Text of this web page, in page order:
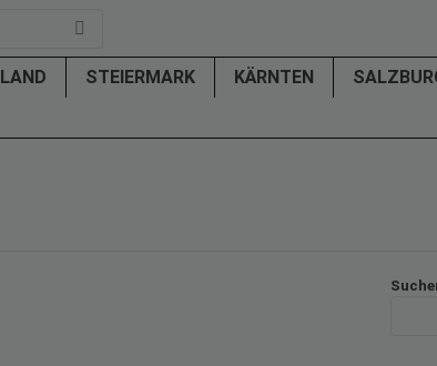
STEIERMARK KÄRNTEN